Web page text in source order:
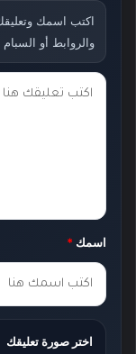
اكتب اسمك
والروابط أو السبام
ت
ك
*
اسمك *
اختر صورة تعليقك